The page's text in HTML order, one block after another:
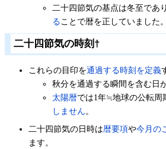
二十四節気の基点は冬至であ
ることで暦を正していました。
二十四節気の時刻 †
これらの目印を通過する時刻を定義
秋分を通過する瞬間を含む日
太陽暦では1年≒地球の公転周
しません。
二十四節気の日時は暦要項や今月の
ます。